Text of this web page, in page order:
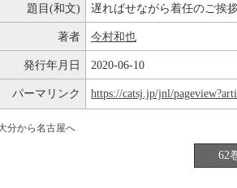
題目(和文) 遅ればせながら着任のご挨
著者 今村和也
発行年月日 2020-06-10
パーマリンク https://catsj.jp/jnl/
分から名古屋へ
62